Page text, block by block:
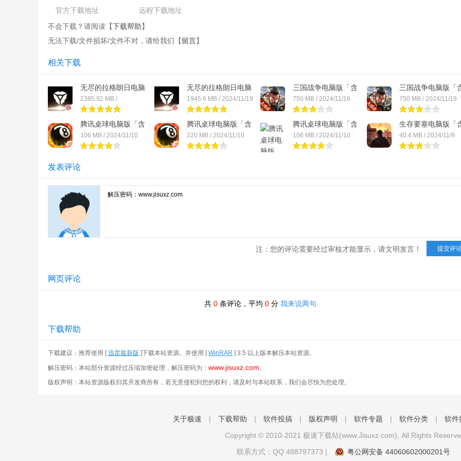
官方下载地址
远程下载地址
不会下载？请阅读【下载帮助】
无法下载/文件损坏/文件不对，请给我们【留言】
相关下载
无尽的拉格朗日电脑
版...
2385.92 MB /
2024/11/19
无尽的拉格朗日电脑
版...
1945.6 MB / 2024/11/19
三国战争电脑版「含
模...
750 MB / 2024/11/19
三国战争电脑版「
模...
750 MB / 2024/11/19
腾讯桌球电脑版「含
模...
106 MB / 2024/11/10
腾讯桌球电脑版「含
模...
220 MB / 2024/11/10
腾讯桌球电脑版「含
模...
106 MB / 2024/11/10
生存要塞电脑版「
模...
40.4 MB / 2024/11/9
发表评论
注：您的评论需要经过审核才能显示，请文明发言！
网页评论
共 0 条评论，平均 0 分 我来说两句
下载帮助
下载建议：推荐使用 [ 迅雷最新版 ]下载本站资源。并使用 [ WinRAR ] 3.5 以上版本解压本站资源。
解压密码：本站部分资源经过压缩加密处理，解压密码为： www.jisuxz.com。
版权声明：本站资源版权归其开发商所有，若无意侵犯到您的权利，请及时与本站联系，我们会尽快为您处理。
关于极速 | 下载帮助 | 软件投搞 | 版权声明 | 软件专题 | 软件分类 |
软件
Copyright © 2010-2021 极速下载站(www.Jisuxz.com), All Rights
联系方式：QQ 488797373 | 粤公网安备 44060602000201号